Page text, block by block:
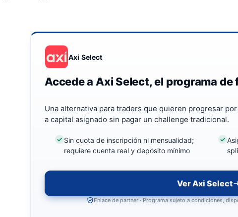
Axi Select
Accede a Axi Select, el programa
Una alternativa para traders que quieren progresar
a capital asignado sin pagar un challenge tradicional.
Sin cuota de inscripción ni mensualidad;
requiere cuenta real y depósito mínimo
Ver Axi Select
Enlace de partner · Programa sujeto a condiciones,